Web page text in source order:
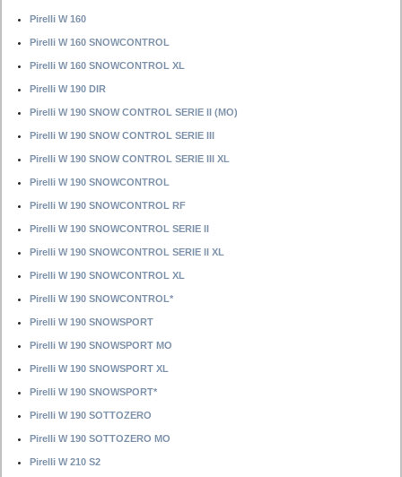
Pirelli W 160
Pirelli W 160 SNOWCONTROL
Pirelli W 160 SNOWCONTROL XL
Pirelli W 190 DIR
Pirelli W 190 SNOW CONTROL SERIE II (MO)
Pirelli W 190 SNOW CONTROL SERIE III
Pirelli W 190 SNOW CONTROL SERIE III XL
Pirelli W 190 SNOWCONTROL
Pirelli W 190 SNOWCONTROL RF
Pirelli W 190 SNOWCONTROL SERIE II
Pirelli W 190 SNOWCONTROL SERIE II XL
Pirelli W 190 SNOWCONTROL XL
Pirelli W 190 SNOWCONTROL*
Pirelli W 190 SNOWSPORT
Pirelli W 190 SNOWSPORT MO
Pirelli W 190 SNOWSPORT XL
Pirelli W 190 SNOWSPORT*
Pirelli W 190 SOTTOZERO
Pirelli W 190 SOTTOZERO MO
Pirelli W 210 S2